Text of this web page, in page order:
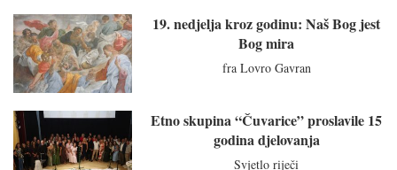
19. nedjelja kroz godinu: Naš Bog jest
Bog mira
fra Lovro Gavran
Etno skupina “Čuvarice” proslavile 15
godina djelovanja
Svjetlo riječi